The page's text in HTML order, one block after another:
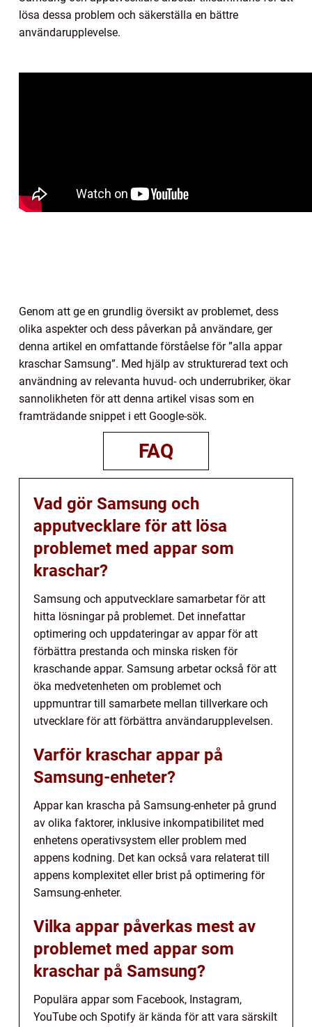
lösa dessa problem och säkerställa en bättre
användarupplevelse.
Genom att ge en grundlig översikt av problemet, dess
olika aspekter och dess påverkan på användare, ger
denna artikel en omfattande förståelse för ”alla appar
kraschar Samsung”. Med hjälp av strukturerad text och
användning av relevanta huvud- och underrubriker, ökar
sannolikheten för att denna artikel visas som en
framträdande snippet i ett Google-sök.
FAQ
Vad gör Samsung och
apputvecklare för att lösa
problemet med appar som
kraschar?
Samsung och apputvecklare samarbetar för att
hitta lösningar på problemet. Det innefattar
optimering och uppdateringar av appar för att
förbättra prestanda och minska risken för
kraschande appar. Samsung arbetar också för att
öka medvetenheten om problemet och
uppmuntrar till samarbete mellan tillverkare och
utvecklare för att förbättra användarupplevelsen.
Varför kraschar appar på
Samsung-enheter?
Appar kan krascha på Samsung-enheter på grund
av olika faktorer, inklusive inkompatibilitet med
enhetens operativsystem eller problem med
appens kodning. Det kan också vara relaterat till
appens komplexitet eller brist på optimering för
Samsung-enheter.
Vilka appar påverkas mest av
problemet med appar som
kraschar på Samsung?
Populära appar som Facebook, Instagram,
YouTube och Spotify är kända för att vara särskilt